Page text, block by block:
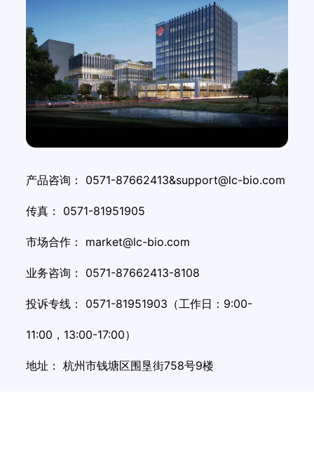
产品咨询： 0571-87662413&support@lc-bio.com
传真： 0571-81951905
市场合作： market@lc-bio.com
业务咨询： 0571-87662413-8108
投诉专线： 0571-81951903（工作日：9:00-
11:00，13:00-17:00）
地址： 杭州市钱塘区围垦街758号9楼